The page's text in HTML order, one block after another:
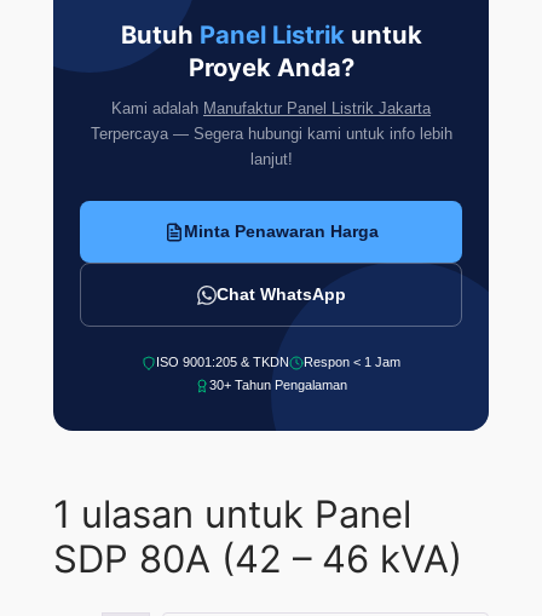
Butuh Panel Listrikuntuk
Proyek Anda?
Kami adalah Manufaktur Panel Listrik Jakarta
Terpercaya — Segera hubungi kami untuk info lebih
lanjut!
Minta Penawaran Harga
Chat WhatsApp
ISO 9001:205 & TKDN
Respon < 1 Jam
30+ Tahun Pengalaman
1 ulasan untuk Panel
SDP 80A (42 – 46 kVA)